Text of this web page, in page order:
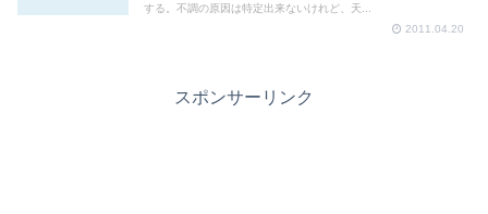
する。不調の原因は特定出来ないけれど、天...
2011.04.20
スポンサーリンク